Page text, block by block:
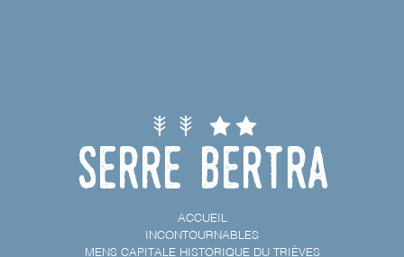
Serre Bertra
ACCUEIL
INCONTOURNABLES
MENS CAPITALE HISTORIQUE DU TRIÈVES